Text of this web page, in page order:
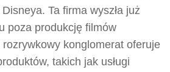
Ta firma wyszła już
poza produkcję filmów
konglomerat oferuje
takich jak usługi